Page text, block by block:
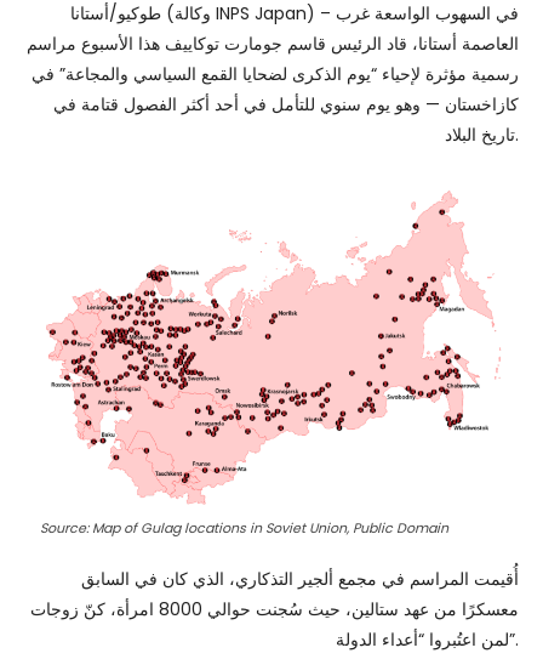
طوكيو/أستانا (وكالة INPS Japan) – في السهوب الواسعة غرب
العاصمة أستانا، قاد الرئيس قاسم جومارت توكاييف هذا الأسبوع مراسم
رسمية مؤثرة لإحياء “يوم الذكرى لضحايا القمع السياسي والمجاعة” في
كازاخستان — وهو يوم سنوي للتأمل في أحد أكثر الفصول قتامة في
تاريخ البلاد.
Source: Map of Gulag locations in Soviet Union, Public Domain
أُقيمت المراسم في مجمع ألجير التذكاري، الذي كان في السابق
معسكرًا من عهد ستالين، حيث سُجنت حوالي 8000 امرأة، كنّ زوجات
لمن اعتُبروا “أعداء الدولة”.